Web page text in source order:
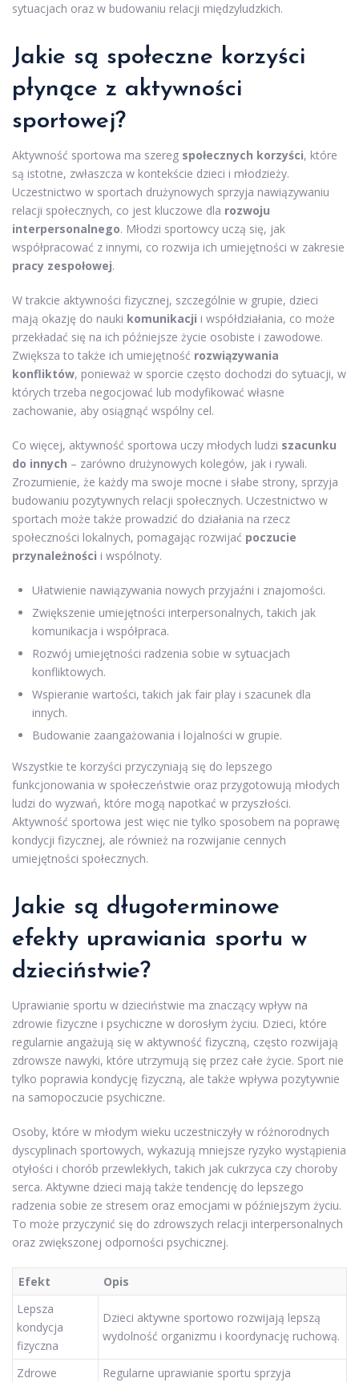
sytuacjach oraz w budowaniu relacji międzyludzkich.
Jakie są społeczne korzyści
płynące z aktywności
sportowej?
Aktywność sportowa ma szereg społecznych korzyści, które
są istotne, zwłaszcza w kontekście dzieci i młodzieży.
Uczestnictwo w sportach drużynowych sprzyja nawiązywaniu
relacji społecznych, co jest kluczowe dla rozwoju
interpersonalnego. Młodzi sportowcy uczą się, jak
współpracować z innymi, co rozwija ich umiejętności w zakresie
pracy zespołowej.
W trakcie aktywności fizycznej, szczególnie w grupie, dzieci
mają okazję do nauki komunikacji i współdziałania, co może
przekładać się na ich późniejsze życie osobiste i zawodowe.
Zwiększa to także ich umiejętność rozwiązywania
konfliktów, ponieważ w sporcie często dochodzi do sytuacji, w
których trzeba negocjować lub modyfikować własne
zachowanie, aby osiągnąć wspólny cel.
Co więcej, aktywność sportowa uczy młodych ludzi szacunku
do innych – zarówno drużynowych kolegów, jak i rywali.
Zrozumienie, że każdy ma swoje mocne i słabe strony, sprzyja
budowaniu pozytywnych relacji społecznych. Uczestnictwo w
sportach może także prowadzić do działania na rzecz
społeczności lokalnych, pomagając rozwijać poczucie
przynależności i wspólnoty.
Ułatwienie nawiązywania nowych przyjaźni i znajomości.
Zwiększenie umiejętności interpersonalnych, takich jak
komunikacja i współpraca.
Rozwój umiejętności radzenia sobie w sytuacjach
konfliktowych.
Wspieranie wartości, takich jak fair play i szacunek dla
innych.
Budowanie zaangażowania i lojalności w grupie.
Wszystkie te korzyści przyczyniają się do lepszego
funkcjonowania w społeczeństwie oraz przygotowują młodych
ludzi do wyzwań, które mogą napotkać w przyszłości.
Aktywność sportowa jest więc nie tylko sposobem na poprawę
kondycji fizycznej, ale również na rozwijanie cennych
umiejętności społecznych.
Jakie są długoterminowe
efekty uprawiania sportu w
dzieciństwie?
Uprawianie sportu w dzieciństwie ma znaczący wpływ na
zdrowie fizyczne i psychiczne w dorosłym życiu. Dzieci, które
regularnie angażują się w aktywność fizyczną, często rozwijają
zdrowsze nawyki, które utrzymują się przez całe życie. Sport nie
tylko poprawia kondycję fizyczną, ale także wpływa pozytywnie
na samopoczucie psychiczne.
Osoby, które w młodym wieku uczestniczyły w różnorodnych
dyscyplinach sportowych, wykazują mniejsze ryzyko wystąpienia
otyłości i chorób przewlekłych, takich jak cukrzyca czy choroby
serca. Aktywne dzieci mają także tendencję do lepszego
radzenia sobie ze stresem oraz emocjami w późniejszym życiu.
To może przyczynić się do zdrowszych relacji interpersonalnych
oraz zwiększonej odporności psychicznej.
Efekt
Opis
Lepsza
kondycja
fizyczna
Dzieci aktywne sportowo rozwijają lepszą
wydolność organizmu i koordynację ruchową.
Zdrowe
Regularne uprawianie sportu sprzyja